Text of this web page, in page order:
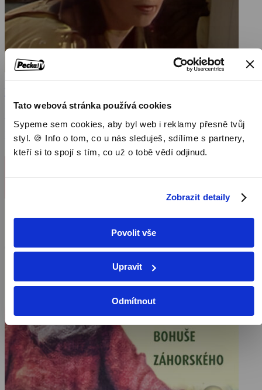
Tato webová stránka používá cookies
Sypeme sem cookies, aby byl web i reklamy přesně tvůj
styl. 🍪 Info o tom, co u nás sleduješ, sdílíme s partnery,
kteří si to spojí s tím, co už o tobě vědí odjinud.
Zobrazit detaily
Povolit vše
Upravit
Odmítnout
Dvojčata
Filmy / Rodinné filmy / Dětský / Pohádka